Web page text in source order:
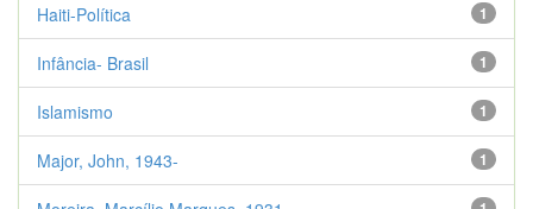
1
Haiti-Política
1
Infância- Brasil
1
Islamismo
1
Major, John, 1943-